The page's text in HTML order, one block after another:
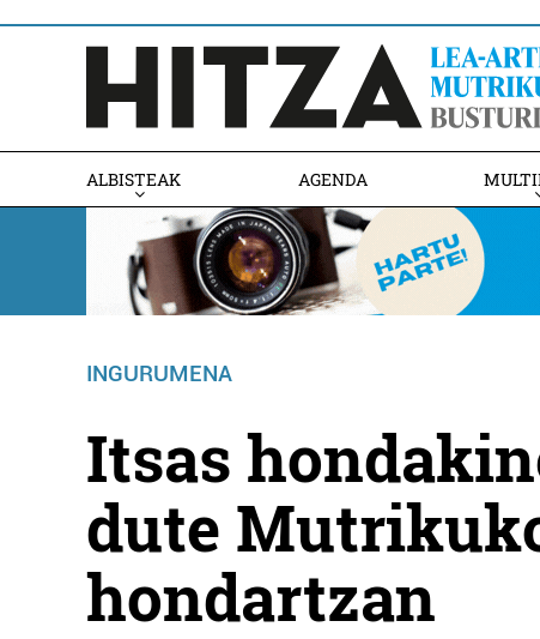
ALBISTEAK AGENDA
INGURUMENA
Itsas
dute
hondartzan